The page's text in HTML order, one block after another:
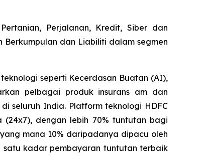
Perjalanan, Kredit, Siber dan
Berkumpulan dan Liabiliti dalam segmen
seperti Kecerdasan Buatan (AI),
pelbagai produk insurans am dan
seluruh India. Platform teknologi HDFC
(24x7), dengan lebih 70% tuntutan bagi
mana 10% daripadanya dipacu oleh
satu kadar pembayaran tuntutan terbaik